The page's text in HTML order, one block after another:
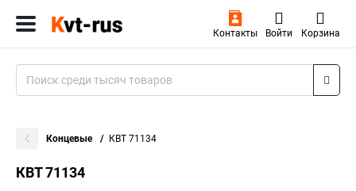
Контакты Войти Корзина
Концевые КВТ 71134
КВТ 71134